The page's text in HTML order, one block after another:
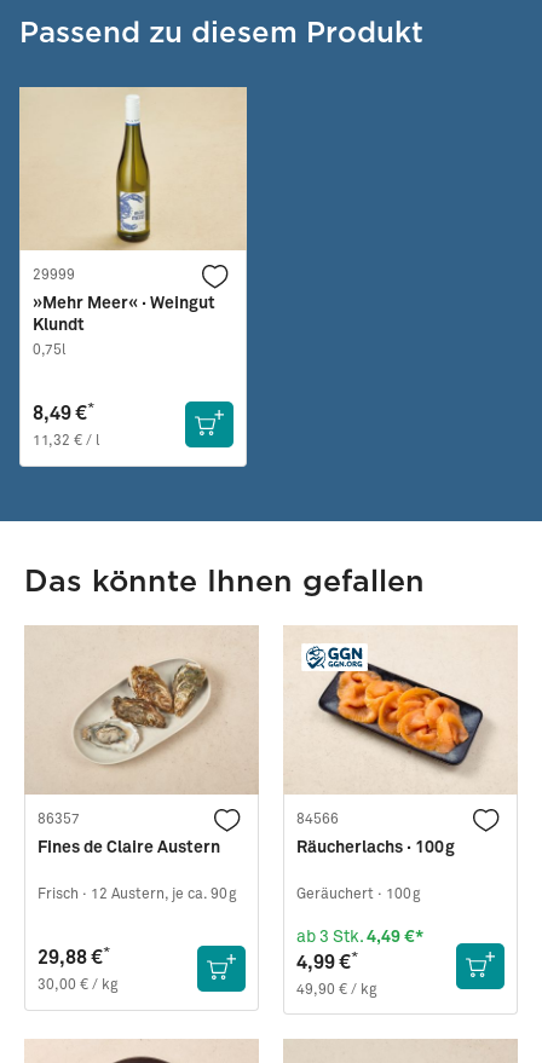
Passend zu diesem Produkt
29999
»Mehr Meer« · Weingut
Klundt
0,75l
8,49 €*
11,32 € / l
Das könnte Ihnen gefallen
86357
Fines de Claire Austern
Frisch · 12 Austern, je ca. 90g
29,88 €*
30,00 € / kg
84566
Räucherlachs · 100g
Geräuchert · 100g
ab 3 Stk. 4,49 €*
4,99 €*
49,90 € / kg